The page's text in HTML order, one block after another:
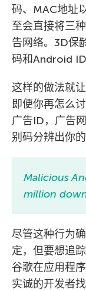
码、MAC地址
至会直接将三
告网络。3D保
码和Android ID
这样的做法就
即便你再怎么
广告ID，广告
别码分辨出你
Malicious
million
尽管这种行为
定，但要想追
谷歌在应用程
实诚的开发者